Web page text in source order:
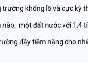
trường khổng lồ và cực kỳ
một đất nước với 1,4
đầy tiềm năng cho